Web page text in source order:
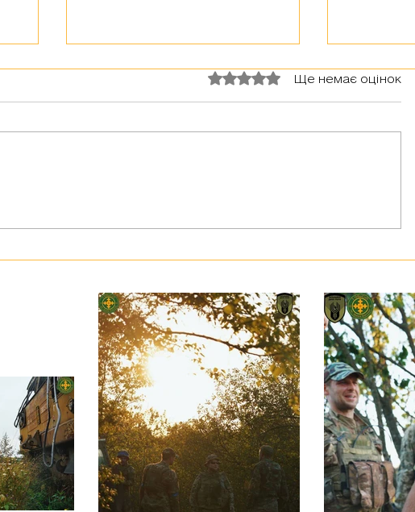
Оцінка: 0 з 5 зірок.Ще немає оцінок